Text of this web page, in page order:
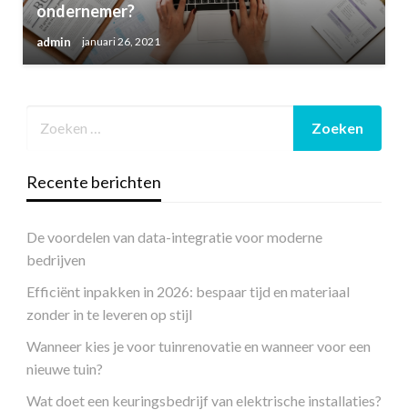
ondernemer?
admin januari 26, 2021
Recente berichten
De voordelen van data-integratie voor moderne
bedrijven
Efficiënt inpakken in 2026: bespaar tijd en materiaal
zonder in te leveren op stijl
Wanneer kies je voor tuinrenovatie en wanneer voor een
nieuwe tuin?
Wat doet een keuringsbedrijf van elektrische installaties?